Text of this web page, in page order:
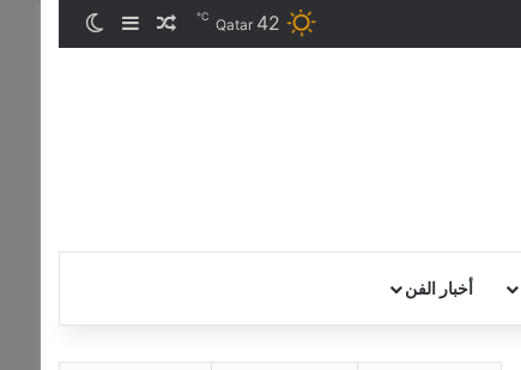
Qatar 42
℃ مقال عشوائي
إضافة عمود
أخبار الفن